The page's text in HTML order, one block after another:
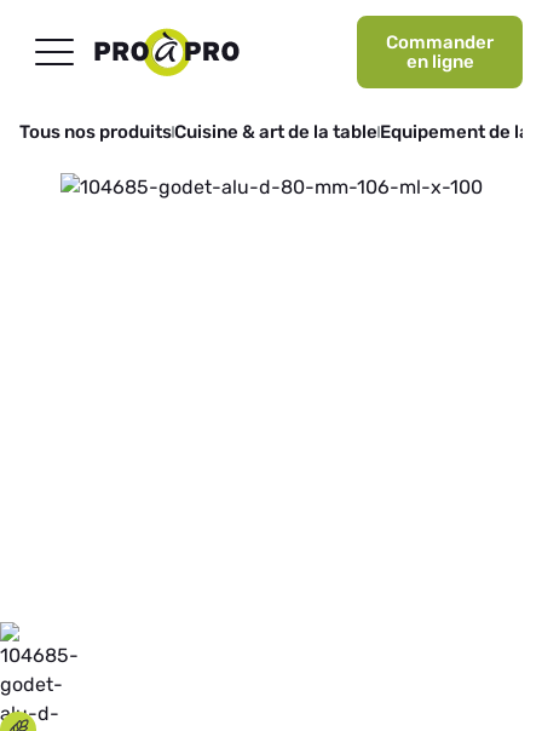
Commander
en ligne
Tous nos produitsCuisine & art de la table Equipement de la